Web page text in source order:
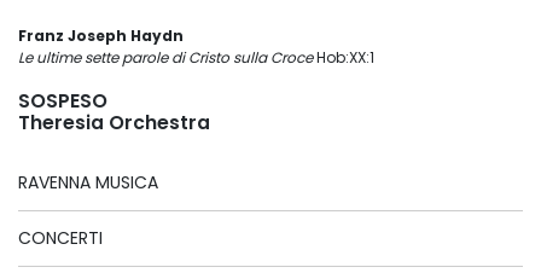
Franz Joseph Haydn
Le ultime sette parole di Cristo sulla CroceHob:XX:1
SOSPESO
Theresia Orchestra
RAVENNA MUSICA
CONCERTI